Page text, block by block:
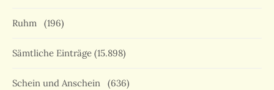
Ruhm (196)
Sämtliche Einträge (15.898)
Schein und Anschein (636)